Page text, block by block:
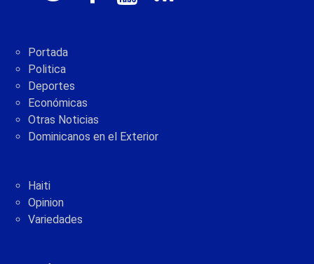
Portada
Politica
Deportes
Económicas
Otras Noticias
Dominicanos en el Exterior
Haiti
Opinion
Variedades